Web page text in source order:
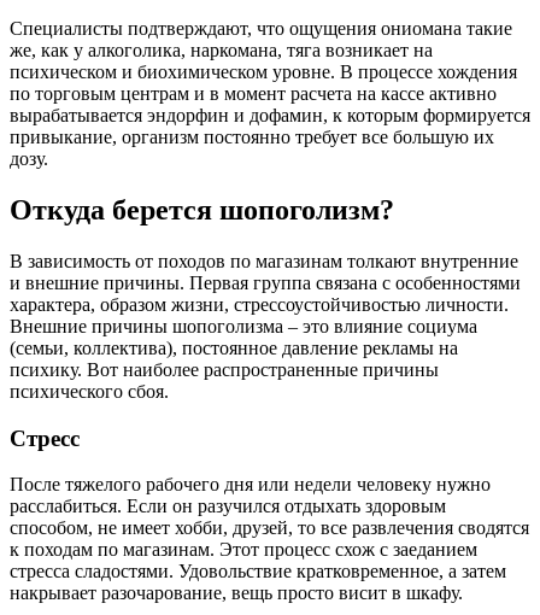
Специалисты подтверждают, что ощущения ониомана такие
же, как у алкоголика, наркомана, тяга возникает на
психическом и биохимическом уровне. В процессе хождения
по торговым центрам и в момент расчета на кассе активно
вырабатывается эндорфин и дофамин, к которым формируется
привыкание, организм постоянно требует все большую их
дозу.
Откуда берется шопоголизм?
В зависимость от походов по магазинам толкают внутренние
и внешние причины. Первая группа связана с особенностями
характера, образом жизни, стрессоустойчивостью личности.
Внешние причины шопоголизма – это влияние социума
(семьи, коллектива), постоянное давление рекламы на
психику. Вот наиболее распространенные причины
психического сбоя.
Стресс
После тяжелого рабочего дня или недели человеку нужно
расслабиться. Если он разучился отдыхать здоровым
способом, не имеет хобби, друзей, то все развлечения сводятся
к походам по магазинам. Этот процесс схож с заеданием
стресса сладостями. Удовольствие кратковременное, а затем
накрывает разочарование, вещь просто висит в шкафу.